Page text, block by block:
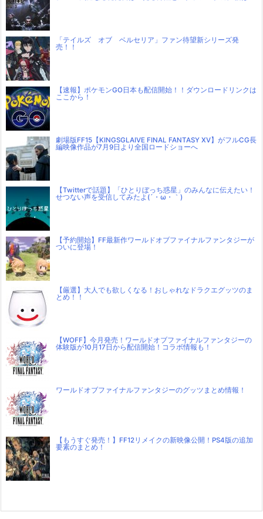
「テイルズ オブ ベルセリア」ファン待望新シリーズ発
売！！
【速報】ポケモンGO日本も配信開始！！ダウンロードリンクは
ここから！
劇場版FF15【KINGSGLAIVE FINAL FANTASY XV】がフルCG長
編映像作品が7月9日より全国ロードショーへ
【Twitterで話題】「ひとりぼっち惑星」のみんなに伝えたい！
せつない声を受信してみたよ(´・ω・｀)
【予約開始】FF最新作ワールドオブファイナルファンタジーが
ついに登場！
【厳選】大人でも欲しくなる！おしゃれなドラクエグッツのま
とめ！！
【WOFF】今月発売！ワールドオブファイナルファンタジーの
体験版が10月17日から配信開始！コラボ情報も！
ワールドオブファイナルファンタジーのグッツまとめ情報！
【もうすぐ発売！】FF12リメイクの新映像公開！PS4版の追加
要素のまとめ！